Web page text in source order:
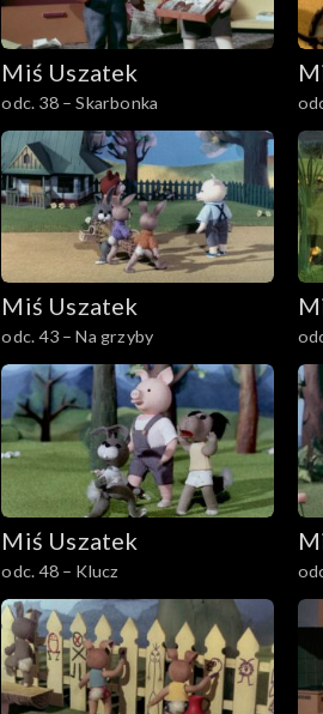
Miś Uszatek
odc. 38 – Skarbonka
Miś Uszatek
odc. 43 – Na grzyby
Miś Uszatek
odc. 48 – Klucz